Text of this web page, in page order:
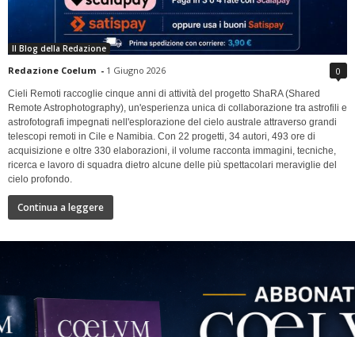
Il Blog della Redazione
Redazione Coelum - 1 Giugno 2026 0
Cieli Remoti raccoglie cinque anni di attività del progetto ShaRA (Shared
Remote Astrophotography), un'esperienza unica di collaborazione tra astrofili e
astrofotografi impegnati nell'esplorazione del cielo australe attraverso grandi
telescopi remoti in Cile e Namibia. Con 22 progetti, 34 autori, 493 ore di
acquisizione e oltre 330 elaborazioni, il volume racconta immagini, tecniche,
ricerca e lavoro di squadra dietro alcune delle più spettacolari meraviglie del
cielo profondo.
Continua a leggere